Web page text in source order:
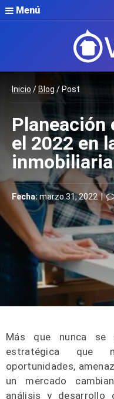
Menú
Inicio / Blog / Post
Planeación
el 2022 en
inmobiliaria
Fecha:marzo 31, 2022 |
Más que nunca se
estratégica que
oportunidades,
un mercado
análisis y desarrollo